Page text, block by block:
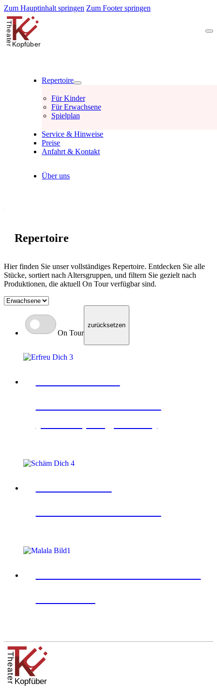
Zum Hauptinhalt springen Zum Footer springen
Repertoire
Für Kinder
Für Erwachsene
Spielplan
Service & Hinweise
Preise
Anfahrt & Kontakt
Über uns
Repertoire
Hier finden Sie unser vollständiges Repertoire. Entdecken Sie alle
Stücke, sortiert nach Altersgruppen, und filtern Sie gezielt nach
Produktionen, die aktuell On Tour verfügbar sind.
On Tour
zurücksetzen